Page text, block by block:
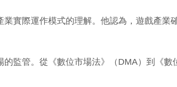
實際運作模式的理解。他認為，遊戲產業
監管。從《數位市場法》（DMA）到《